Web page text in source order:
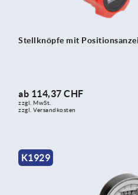
Stellknöpfe mit
ab 114,37 CHF
zzgl. MwSt.
zzgl. Versandkosten
K1929